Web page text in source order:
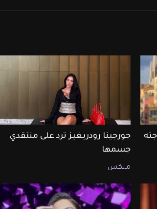
جورجينا رودريغيز ترد على منتقدي
جسمها
ميكس